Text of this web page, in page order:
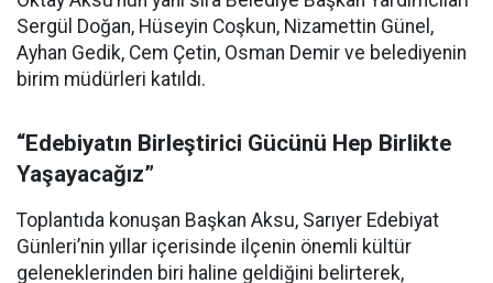
Sergül Doğan, Hüseyin Coşkun, Nizamettin Günel,
Ayhan Gedik, Cem Çetin, Osman Demir ve belediyenin
birim müdürleri katıldı.
“Edebiyatın Birleştirici Gücünü Hep Birlikte
Yaşayacağız”
Toplantıda konuşan Başkan Aksu, Sarıyer Edebiyat
Günleri’nin yıllar içerisinde ilçenin önemli kültür
geleneklerinden biri haline geldiğini belirterek,